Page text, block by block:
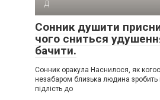
Д
Сонник душити
чого сниться
бачити.
Сонник оракула Наснилося, як
незабаром близька людина зробить
підлість до